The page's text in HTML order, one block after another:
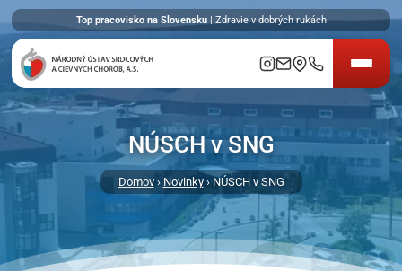
Top pracovisko na Slovensku| Zdravie v dobrých rukách
NÚSCH v SNG
Domov› Novinky› NÚSCH v SNG